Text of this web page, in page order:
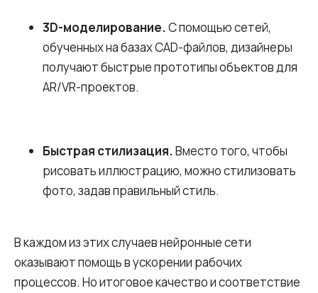
3D-моделирование.С помощью сетей,
обученных на базах CAD-файлов, дизайнеры
получают быстрые прототипы объектов для
AR/VR-проектов.
Быстрая стилизация.Вместо того, чтобы
рисовать иллюстрацию, можно стилизовать
фото, задав правильный стиль.
В каждом из этих случаев нейронные сети
оказывают помощь в ускорении рабочих
процессов. Но итоговое качество и соответствие